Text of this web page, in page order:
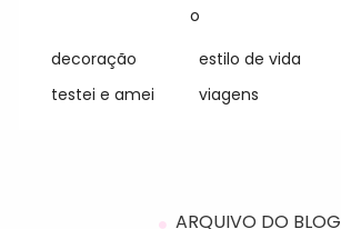
o
decoração
estilo de vida
testei e amei
viagens
ARQUIVO DO BLOG